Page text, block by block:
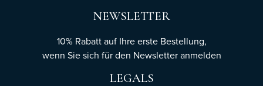
NEWSLETTER
10% Rabatt auf Ihre erste Bestellung,
wenn Sie sich für den Newsletteranmelden
LEGALS